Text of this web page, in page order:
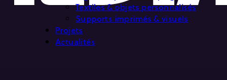
Textiles & objets personnalisés
Supports imprimés & visuels
Projets
Actualités